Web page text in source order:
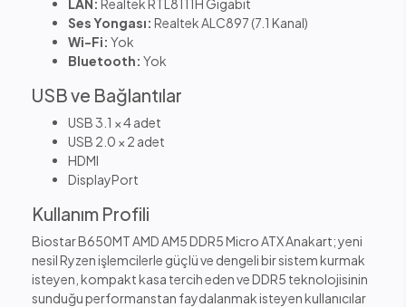
Ses Yongası: Realtek ALC897 (7.1 Kanal)
Wi-Fi: Yok
Bluetooth: Yok
USB ve Bağlantılar
USB 3.1 × 4 adet
USB 2.0 × 2 adet
HDMI
DisplayPort
Kullanım Profili
Biostar B650MT AMD AM5 DDR5 Micro ATX Anakart; yeni
nesil Ryzen işlemcilerle güçlü ve dengeli bir sistem kurmak
isteyen, kompakt kasa tercih eden ve DDR5 teknolojisinin
sunduğu performanstan faydalanmak isteyen kullanıcılar